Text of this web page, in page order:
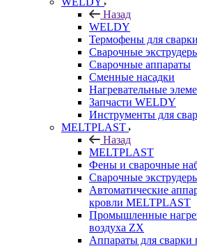
Назад
WELDY
Термофены для сварки
Сварочные
Сварочные аппараты
Сменные насадки
Нагревательные
Запчасти WELDY
Инструменты для
MELTPLAST
Назад
MELTPLAST
Фены и сварочные
Сварочные
Автоматические
кровли MELTPLAST
Промышленные
воздуха ZX
Аппараты для сварки